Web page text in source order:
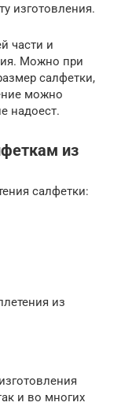
изготовления.
части и
Можно при
салфетки,
можно
надоест.
из
салфетки:
из
и во многих